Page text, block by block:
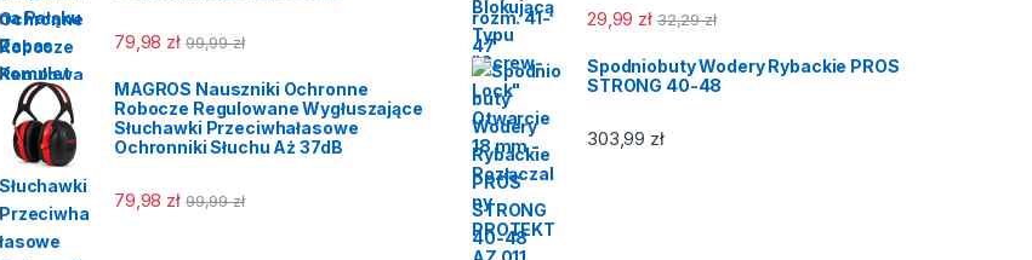
79,98 zł 99,99zł
MAGROS Nauszniki Ochronne
Robocze Regulowane Wygłuszające
Słuchawki Przeciwhałasowe
Ochronniki Słuchu Aż 37dB
79,98 zł 99,99zł
Oceniono
5.00na 5
29,99 zł 32,29zł
Spodniobuty Wodery Rybackie PROS
STRONG 40-48
303,99 zł